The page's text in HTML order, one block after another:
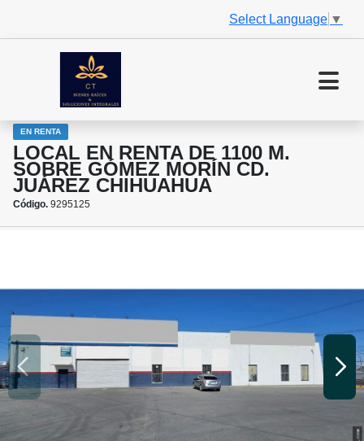
Select Language ▼
EN RENTA
LOCAL EN RENTA DE 1100 M.
SOBRE GÓMEZ MORÍN CD.
JUÁREZ CHIHUAHUA
Código. 9295125